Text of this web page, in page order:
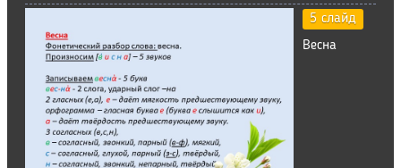
5 слайд
Весна